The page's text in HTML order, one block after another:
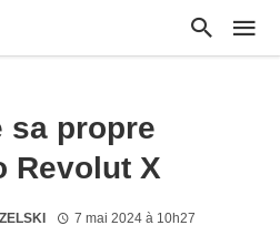
sa propre
Revolut X
7 mai 2024 à 10h27